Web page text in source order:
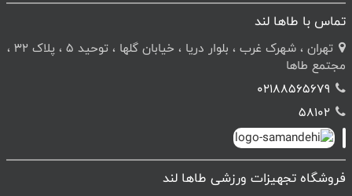
تماس با طاها لند
تهران ، شهرک غرب ، بلوار دریا ، خیابان گلها ، توحید 5 ، پلاک 32 ،
مجتمع طاها
02188565679
58102
فروشگاه تجهیزات ورزشی طاها لند